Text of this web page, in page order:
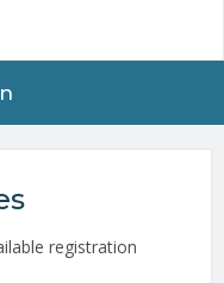
registration